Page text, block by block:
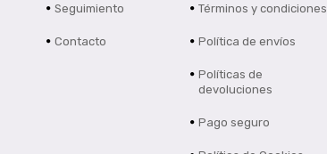
Seguimiento
Contacto
Términos y condiciones
Política de envíos
Políticas de
devoluciones
Pago seguro